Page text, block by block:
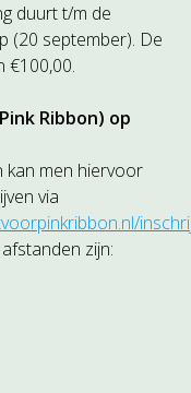
duurt t/m de
(20 september). De
€100,00.
Ribbon) op
kan men hiervoor
via
zijn: